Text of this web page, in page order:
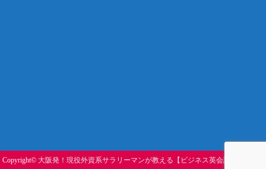
Copyright© 大阪発！現役外資系サラリーマンが教える【ビジネス英会話塾】